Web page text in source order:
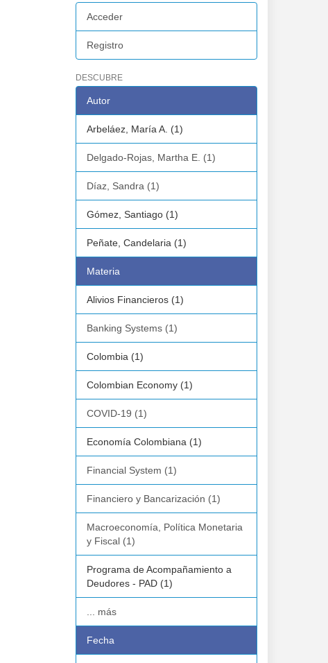
Acceder
Registro
DESCUBRE
Autor
Arbeláez, María A. (1)
Delgado-Rojas, Martha E. (1)
Díaz, Sandra (1)
Gómez, Santiago (1)
Peñate, Candelaria (1)
Materia
Alivios Financieros (1)
Banking Systems (1)
Colombia (1)
Colombian Economy (1)
COVID-19 (1)
Economía Colombiana (1)
Financial System (1)
Financiero y Bancarización (1)
Macroeconomía, Política Monetaria
y Fiscal (1)
Programa de Acompañamiento a
Deudores - PAD (1)
... más
Fecha